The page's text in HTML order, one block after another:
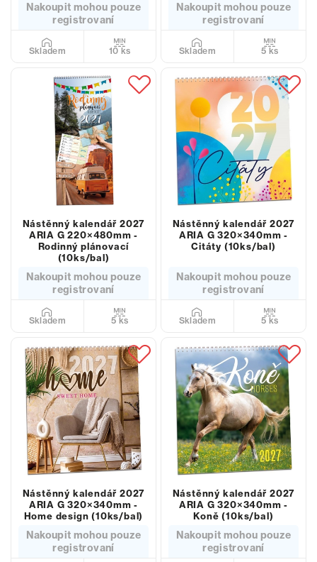
Nakoupit mohou pouze
registrovaní
Skladem 10 ks
Nakoupit mohou pouze
registrovaní
Skladem 5 ks
Nástěnný kalendář 2027
ARIA G 220×480mm -
Rodinný plánovací
(10ks/bal)
Nakoupit mohou pouze
registrovaní
Skladem 5 ks
Nástěnný kalendář 2027
ARIA G 320×340mm -
Citáty (10ks/bal)
Nakoupit mohou pouze
registrovaní
Skladem 5 ks
Nástěnný kalendář 2027
ARIA G 320×340mm -
Home design (10ks/bal)
Nakoupit mohou pouze
registrovaní
Nástěnný kalendář 2027
ARIA G 320×340mm -
Koně (10ks/bal)
Nakoupit mohou pouze
registrovaní